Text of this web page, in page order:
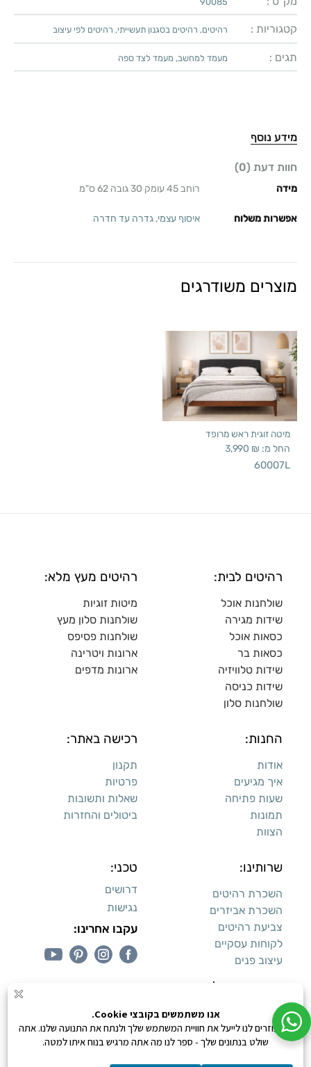
קטגוריות : רהיטים, רהיטים בסגנון תעשייתי, רהיטים לפי עיצוב
תגים : מעמד למחשב, מעמד לצד ספה
מידע נוסף
חוות דעת (0)
מידה רוחב 45 עומק 30 גובה 62 ס"מ
אפשרות משלוח איסוף עצמי, גדרה עד חדרה
מוצרים משודרגים
מיטה זוגית ראש מרופד
החל מ: 3,990 ₪
60007L
רהיטים לבית:
שולחנות אוכל
שידות מגירה
כסאות אוכל
כסאות בר
שידות טלוויזיה
שידות כניסה
שולחנות סלון
רהיטים מעץ מלא:
מיטות זוגיות
שולחנות סלון מעץ
שולחנות פסיפס
ארונות ויטרינה
ארונות מדפים
החנות:
אודות
איך מגיעים
שעות פתיחה
תמונות
הצוות
רכישה באתר:
תקנון
פרטיות
שאלות ותשובות
ביטולים והחזרות
שרותינו:
השכרת רהיטים
השכרת אביזרים
צביעת רהיטים
לקוחות עסקיים
עיצוב פנים
עיצוב דירות למכירה:
טכני:
דרושים
נגישות
עקבו אחרינו:
קנייה מאובטחת